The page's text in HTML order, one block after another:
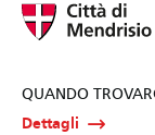
QUANDO
Dettagli